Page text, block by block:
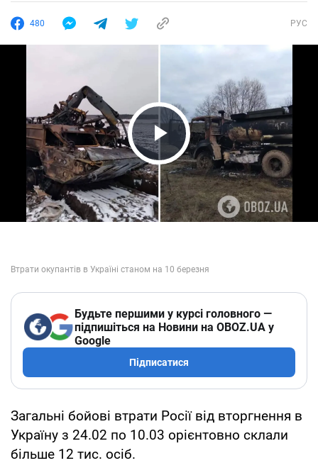
480 РУС
Play Video
Будьте першими у курсі головного —
підпишіться на Новини на OBOZ.UA у
Google
Підписатися
Загальні бойові втрати Росії від вторгнення в
Україну з 24.02 по 10.03 орієнтовно склали
більше 12 тис. осіб.